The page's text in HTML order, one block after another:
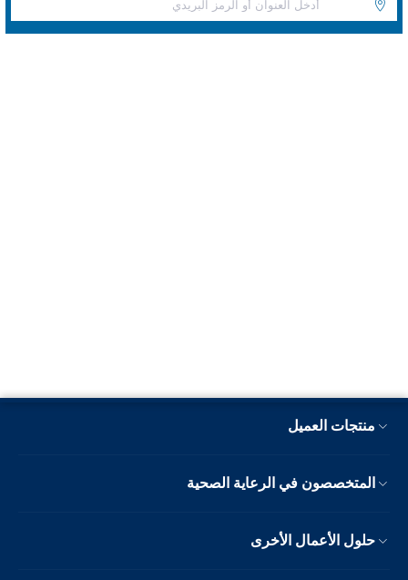
منتجات العميل
المتخصصون في الرعاية الصحية
حلول الأعمال الأخرى